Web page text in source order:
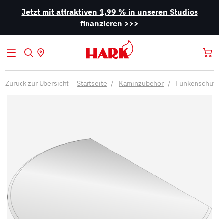
Jetzt mit attraktiven 1,99 % in unseren Studios
finanzieren >>>
Zurück zur Übersicht Startseite Kaminzubehör